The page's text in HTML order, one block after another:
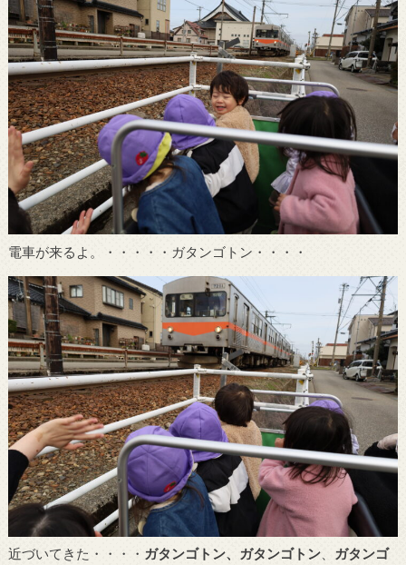
電車が来るよ。・・・・・ガタンゴトン・・・・
近づいてきた・・・・ ガタンゴトン、ガタンゴトン、 ガタンゴ